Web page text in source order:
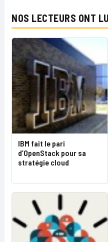
NOS LECTEURS ONT
IBM fait le pari
d’OpenStack pour sa
stratégie cloud